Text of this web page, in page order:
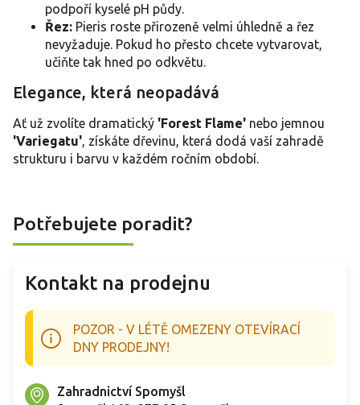
podpoří kyselé pH půdy.
Řez: Pieris roste přirozeně velmi úhledně a řez
nevyžaduje. Pokud ho přesto chcete vytvarovat,
učiňte tak hned po odkvětu.
Elegance, která neopadává
Ať už zvolíte dramatický 'Forest Flame' nebo jemnou
'Variegatu', získáte dřevinu, která dodá vaší zahradě
strukturu i barvu v každém ročním období.
Potřebujete poradit?
Kontakt na prodejnu
POZOR - V LÉTĚ OMEZENY OTEVÍRACÍ
DNY PRODEJNY!
Zahradnictví Spomyšl